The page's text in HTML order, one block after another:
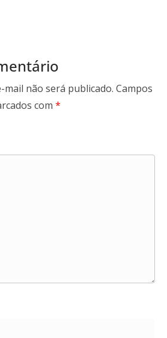
mail não será publicado. Campos
com *